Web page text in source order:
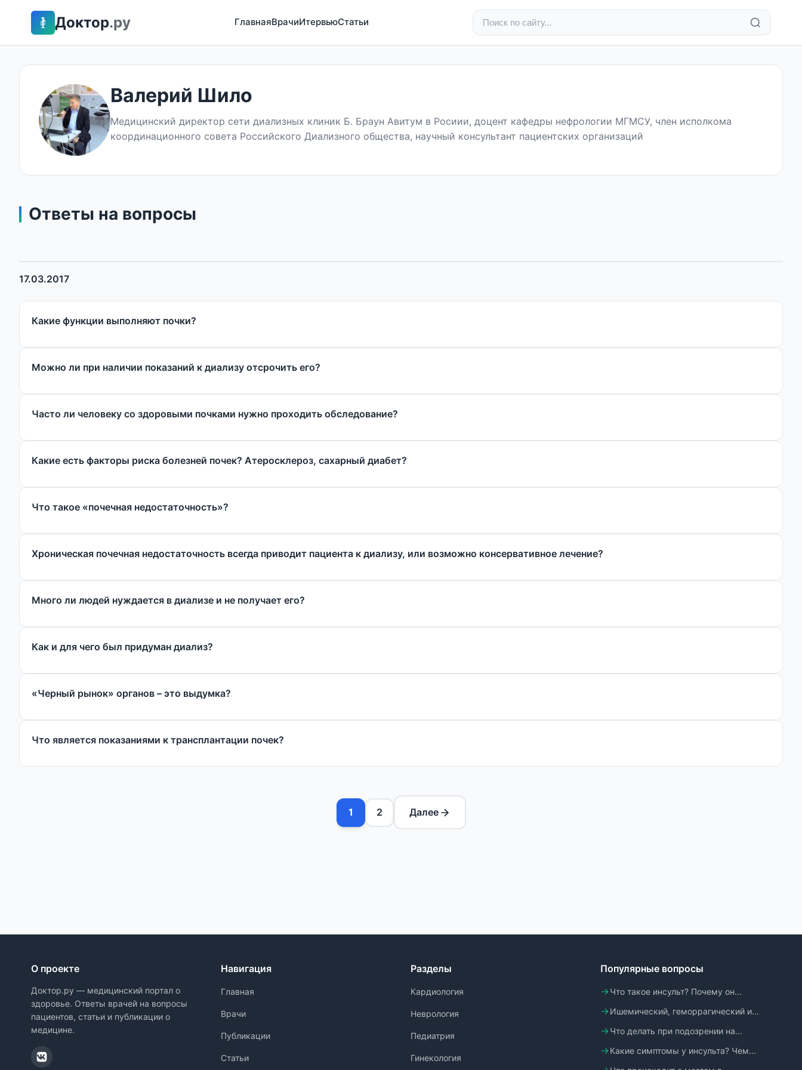
Доктор.ру ГлавнаяВрачиИтервьюСтатьи
Валерий Шило
Медицинский директор сети диализных клиник Б. Браун Авитум в Росиии, доцент кафедры нефрологии МГМСУ, член исполкома
координационного совета Российского Диализного общества, научный консультант пациентских организаций
Ответы на вопросы
17.03.2017
Какие функции выполняют почки?
Можно ли при наличии показаний к диализу отсрочить его?
Часто ли человеку со здоровыми почками нужно проходить обследование?
Какие есть факторы риска болезней почек? Атеросклероз, сахарный диабет?
Что такое «почечная недостаточность»?
Хроническая почечная недостаточность всегда приводит пациента к диализу, или возможно консервативное лечение?
Много ли людей нуждается в диализе и не получает его?
Как и для чего был придуман диализ?
«Черный рынок» органов – это выдумка?
Что является показаниями к трансплантации почек?
1 2 Далее
О проекте
Доктор.ру — медицинский портал о
здоровье. Ответы врачей на вопросы
пациентов, статьи и публикации о
медицине.
Навигация
Главная
Врачи
Публикации
Статьи
Разделы
Кардиология
Неврология
Педиатрия
Гинекология
Популярные вопросы
Что такое инсульт? Почему он...
Ишемический, геморрагический и...
Что делать при подозрении на...
Какие симптомы у инсульта? Чем...